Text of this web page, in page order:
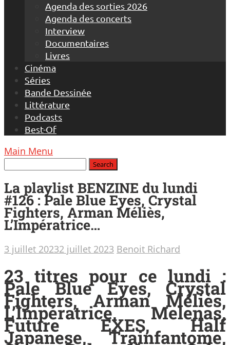
Agenda des sorties 2026
Agenda des concerts
Interview
Documentaires
Livres
Cinéma
Séries
Bande Dessinée
Littérature
Podcasts
Best-Of
Main Menu
La playlist BENZINE du lundi
#126 : Pale Blue Eyes, Crystal
Fighters, Arman Méliès,
L’Impératrice…
3 juillet 20232 juillet 2023 Benoit Richard
23 titres pour ce lundi :
Pale Blue Eyes, Crystal
Fighters, Arman Méliès,
L’Impératrice, Melenas,
Future EXES, Half
Japanese, Trainfantome,